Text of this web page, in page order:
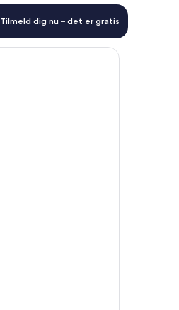
Tilmeld dig nu – det er gratis